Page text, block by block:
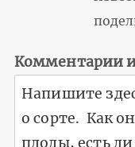
Комментарии